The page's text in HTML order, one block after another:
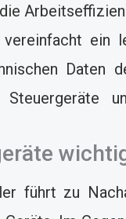
ein
Daten
Steuergeräte
führt zu